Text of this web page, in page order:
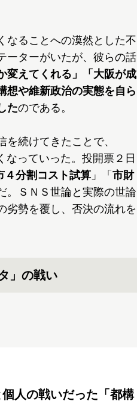
なることへの漠然とした不
ーターがいたが、彼らの話
変えてくれる」「大阪が成
想や維新政治の実態を自ら
たのである。
続けてきたことで、
なっていった。投開票２日
４分割コスト試算 」「 市財
。ＳＮＳ世論と実際の世論
劣勢を覆し、否決の流れを
」の戦い
人の戦いだった「都構